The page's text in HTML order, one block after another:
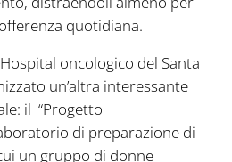
quotidiana.
oncologico del Santa
un’altra interessante
il “Progetto
di preparazione di
un gruppo di donne